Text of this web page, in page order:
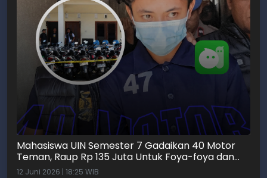
Mahasiswa UIN Semester 7 Gadaikan 40 Motor
Teman, Raup Rp 135 Juta Untuk Foya-foya dan
MiChat
12 Juni 2026 | 18:25 WIB